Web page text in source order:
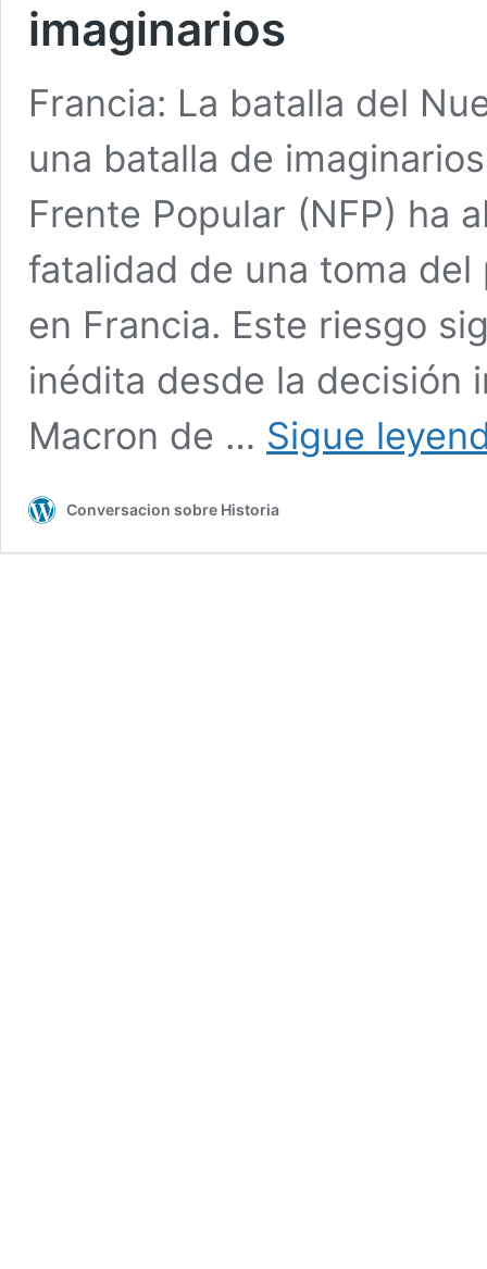
imaginarios
Francia: La batalla del
una batalla de
Frente Popular (NFP) ha
fatalidad de una toma
en Francia. Este riesgo
inédita desde la decisión
Macron de … Sigue
Conversacion sobre Historia